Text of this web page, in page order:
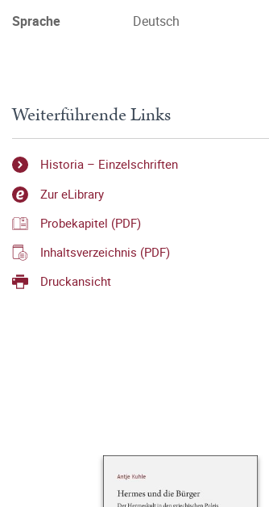
Sprache
Deutsch
Weiterführende Links
Historia – Einzelschriften
Zur eLibrary
Probekapitel (PDF)
Inhaltsverzeichnis (PDF)
Druckansicht